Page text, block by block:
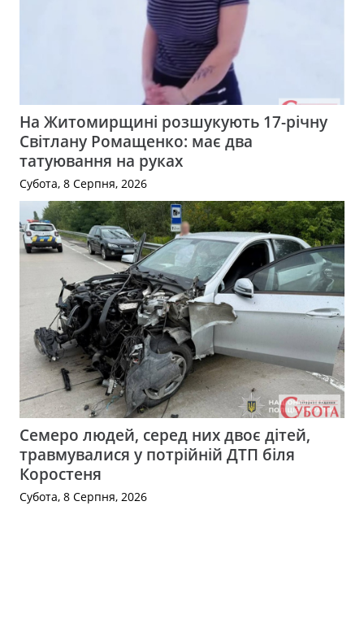
На Житомирщині розшукують 17-річну
Світлану Ромащенко: має два
татуювання на руках
Субота, 8 Серпня, 2026
Семеро людей, серед них двоє дітей,
травмувалися у потрійній ДТП біля
Коростеня
Субота, 8 Серпня, 2026